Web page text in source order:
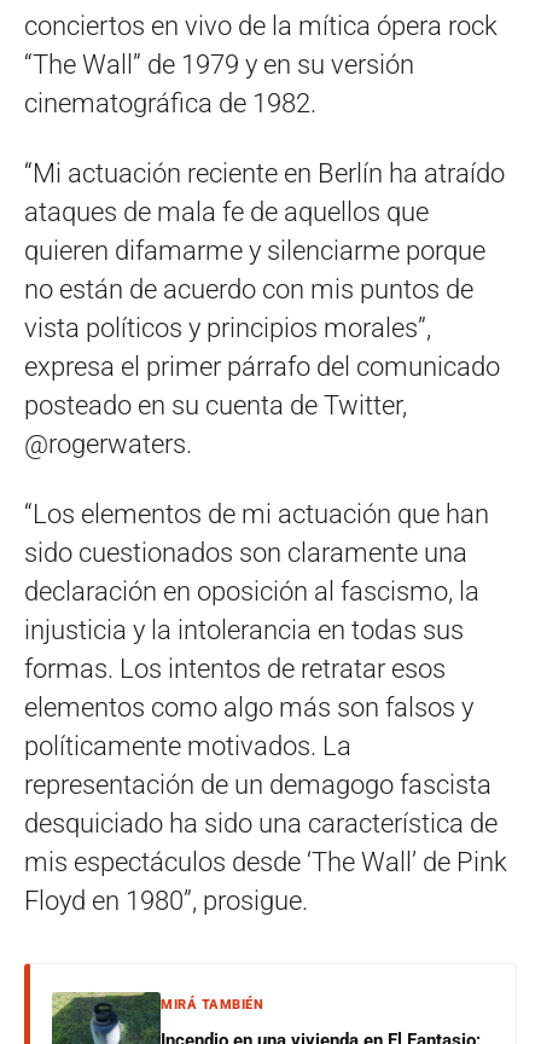
conciertos en vivo de la mítica ópera rock
“The Wall” de 1979 y en su versión
cinematográfica de 1982.
“Mi actuación reciente en Berlín ha atraído
ataques de mala fe de aquellos que
quieren difamarme y silenciarme porque
no están de acuerdo con mis puntos de
vista políticos y principios morales”,
expresa el primer párrafo del comunicado
posteado en su cuenta de Twitter,
@rogerwaters.
“Los elementos de mi actuación que han
sido cuestionados son claramente una
declaración en oposición al fascismo, la
injusticia y la intolerancia en todas sus
formas. Los intentos de retratar esos
elementos como algo más son falsos y
políticamente motivados. La
representación de un demagogo fascista
desquiciado ha sido una característica de
mis espectáculos desde ‘The Wall’ de Pink
Floyd en 1980”, prosigue.
MIRÁ TAMBIÉN